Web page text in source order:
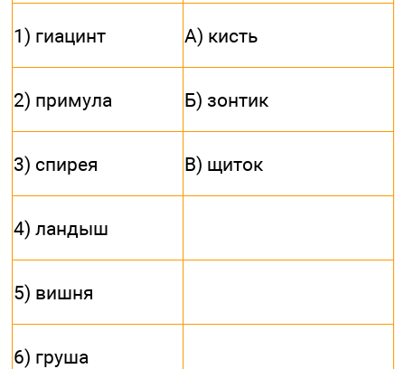
1) гиацинт А) кисть
2) примула Б) зонтик
3) спирея В) щиток
4) ландыш
5) вишня
6) груша